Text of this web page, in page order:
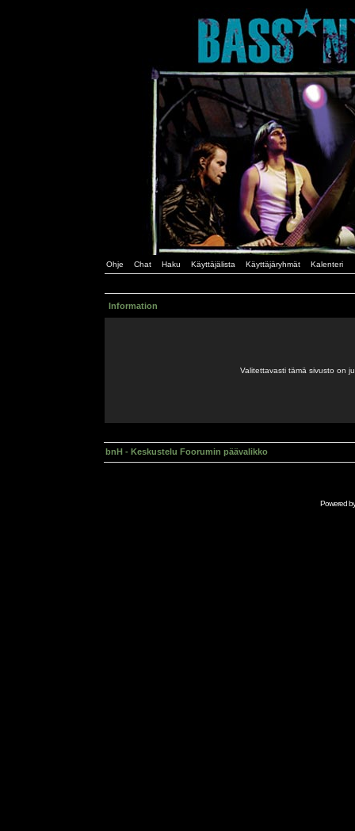
Ohje Chat Haku Käyttäjälista Käyttäjäryhmät Kalenteri
Information
Valitettavasti tämä sivusto on
bnH - Keskustelu Foorumin päävalikko
Powered